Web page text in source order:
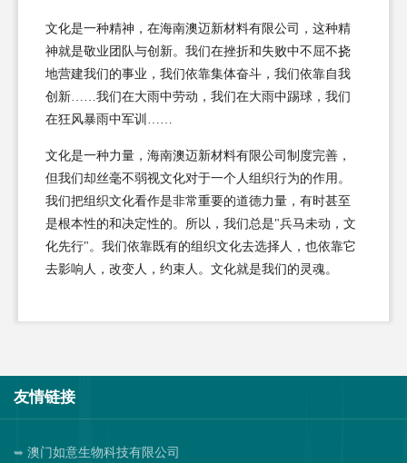
文化是一种精神，在海南澳迈新材料有限公司，这种精
神就是敬业团队与创新。我们在挫折和失败中不屈不挠
地营建我们的事业，我们依靠集体奋斗，我们依靠自我
创新……我们在大雨中劳动，我们在大雨中踢球，我们
在狂风暴雨中军训……
文化是一种力量，海南澳迈新材料有限公司制度完善，
但我们却丝毫不弱视文化对于一个人组织行为的作用。
我们把组织文化看作是非常重要的道德力量，有时甚至
是根本性的和决定性的。所以，我们总是"兵马未动，文
化先行"。我们依靠既有的组织文化去选择人，也依靠它
去影响人，改变人，约束人。文化就是我们的灵魂。
友情链接
澳门如意生物科技有限公司